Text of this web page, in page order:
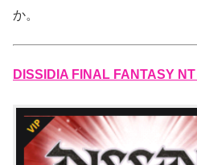
か。
DISSIDIA FINAL FANTASY